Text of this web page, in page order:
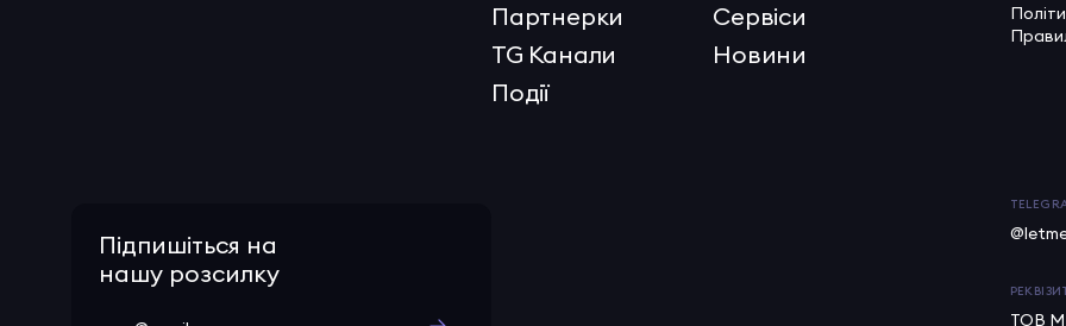
Підпишіться на
нашу розсилку
Партнерки
Сервіси
TG Канали
Новини
Події
ТОВ